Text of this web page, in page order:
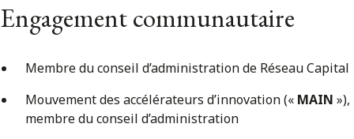
Engagement communautaire
Membre du conseil d’administration de Réseau Capital
Mouvement des accélérateurs d’innovation (« MAIN »),
membre du conseil d’administration